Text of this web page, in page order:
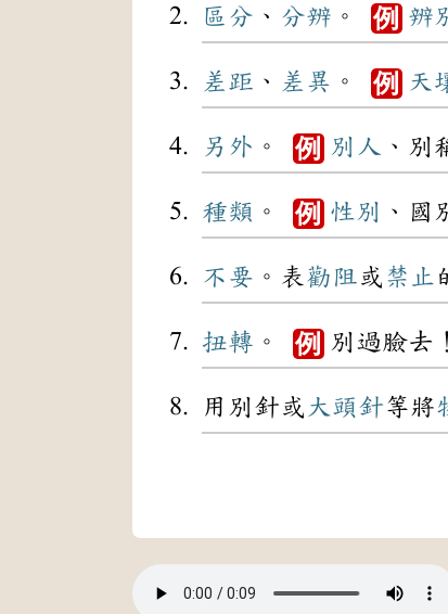
區分 、 分辨 。 例 辨
差距 、 差異 。 例 天
另外 。 例 別人 、別
種類 。 例 性別 、國
不要 。表 勸阻或 禁止
扭轉 。 例 別過臉去！
用別針或 大頭針等將